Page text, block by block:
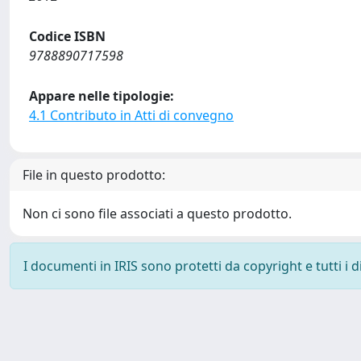
Codice ISBN
9788890717598
Appare nelle tipologie:
4.1 Contributo in Atti di convegno
File in questo prodotto:
Non ci sono file associati a questo prodotto.
I documenti in IRIS sono protetti da copyright e tutti i